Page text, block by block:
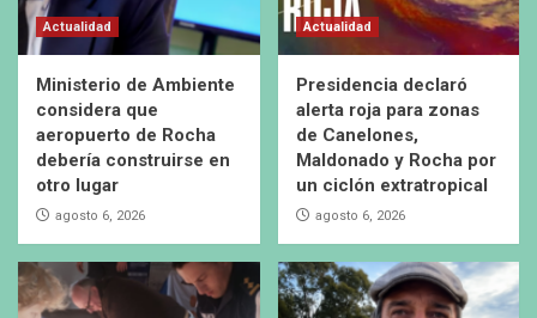
Actualidad
Ministerio de Ambiente
considera que
aeropuerto de Rocha
debería construirse en
otro lugar
agosto 6, 2026
Actualidad
Presidencia declaró
alerta roja para zonas
de Canelones,
Maldonado y Rocha por
un ciclón extratropical
agosto 6, 2026